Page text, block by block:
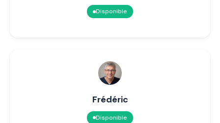
Disponible
Frédéric
Disponible